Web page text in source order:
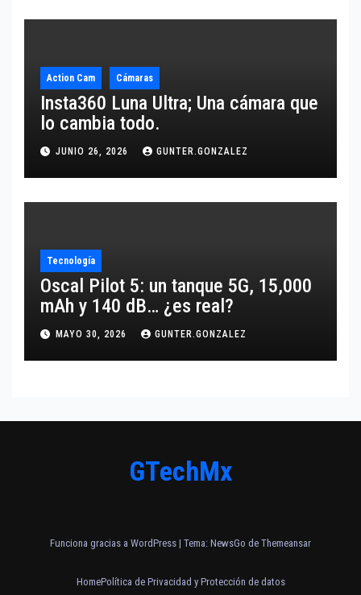
Action Cam Cámaras
Insta360 Luna Ultra; Una cámara que
lo cambia todo.
JUNIO 26, 2026 GUNTER.GONZALEZ
Tecnología
Oscal Pilot 5: un tanque 5G, 15,000
mAh y 140 dB… ¿es real?
MAYO 30, 2026 GUNTER.GONZALEZ
GTechMx
Funciona gracias a WordPress | Tema: NewsGo de Themeansar
HomePolítica de Privacidad y Protección de datos